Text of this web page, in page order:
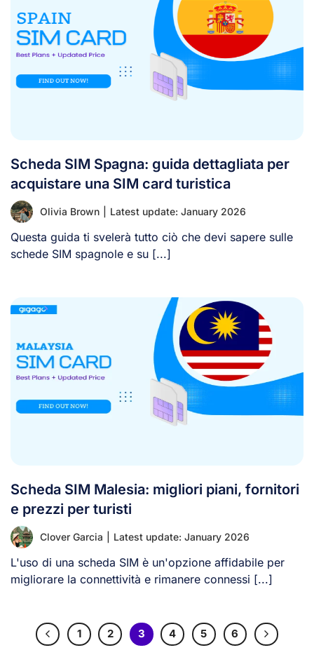
Scheda SIM Spagna: guida dettagliata per
acquistare una SIM card turistica
Olivia Brown Latest update: January 2026
Questa guida ti svelerà tutto ciò che devi sapere sulle
schede SIM spagnole e su [...]
Scheda SIM Malesia: migliori piani, fornitori
e prezzi per turisti
Clover Garcia Latest update: January 2026
L'uso di una scheda SIM è un'opzione affidabile per
migliorare la connettività e rimanere connessi [...]
1 2 3 4 5 6